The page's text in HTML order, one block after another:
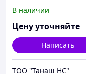
В наличии
Цену уточняйте
Написать
ТОО "Танаш НС"